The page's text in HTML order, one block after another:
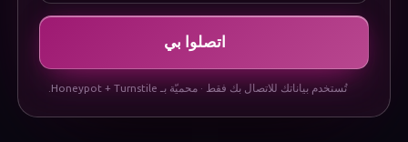
اتصلوا بي
تُستخدم بياناتك للاتصال بك فقط · محميّة بـ Honeypot + Turnstile.